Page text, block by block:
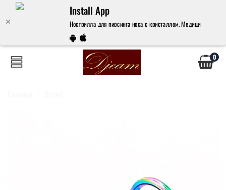
Install App
Нострилла для пирсинга носа с кристаллом. Медицинская
0